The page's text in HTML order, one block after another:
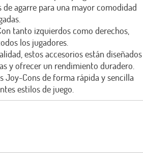
agarre para una mayor comodidad
tanto izquierdos como derechos,
los jugadores.
estos accesorios están diseñados
y ofrecer un rendimiento duradero.
Joy-Cons de forma rápida y sencilla
estilos de juego.